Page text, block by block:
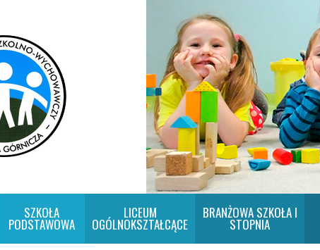
SZKOŁA
PODSTAWOWA
LICEUM
OGÓLNOKSZTAŁCĄCE
BRANŻOWA SZKOŁA I
STOPNIA